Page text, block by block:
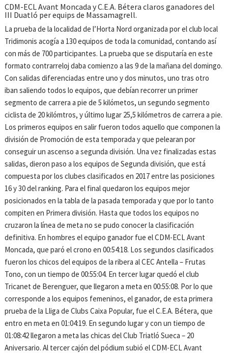
CDM-ECL Avant Moncada y C.E.A. Bétera claros ganadores del
III Duatló per equips de Massamagrell.
La prueba de la localidad de l’Horta Nord organizada por el club local
Tridimonis acogía a 130 equipos de toda la comunidad, contando así
con más de 700 participantes. La prueba que se disputaría en este
formato contrarreloj daba comienzo a las 9 de la mañana del domingo.
Con salidas diferenciadas entre uno y dos minutos, uno tras otro
iban saliendo todos lo equipos, que debían recorrer un primer
segmento de carrera a pie de 5 kilómetos, un segundo segmento
ciclista de 20 kilómtros, y último lugar 25,5 kilómetros de carrera a pie.
Los primeros equipos en salir fueron todos aquello que componen la
división de Promoción de esta temporada y que pelearan por
conseguir un ascenso a segunda división. Una vez finalizadas estas
salidas, dieron paso a los equipos de Segunda división, que está
compuesta por los clubes clasificados en 2017 entre las posiciones
16 y 30 del ranking. Para el final quedaron los equipos mejor
posicionados en la tabla de la pasada temporada y que por lo tanto
compiten en Primera división. Hasta que todos los equipos no
cruzaron la línea de meta no se pudo conocer la clasificación
definitiva. En hombres el equipo ganador fue el CDM-ECL Avant
Moncada, que paró el crono en 00:54:18. Los segundos clasificados
fueron los chicos del equipos de la ribera al CEC Antella – Frutas
Tono, con un tiempo de 00:55:04. En tercer lugar quedó el club
Tricanet de Berenguer, que llegaron a meta en 00:55:08. Por lo que
corresponde a los equipos femeninos, el ganador, de esta primera
prueba de la Lliga de Clubs Caixa Popular, fue el C.E.A. Bétera, que
entro en meta en 01:04:19. En segundo lugar y con un tiempo de
01:08:42 llegaron a meta las chicas del Club Triatló Sueca – 20
Aniversario. Al tercer cajón del pódium subió el CDM-ECL Avant